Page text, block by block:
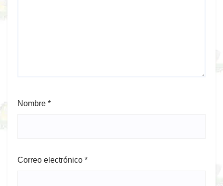
Nombre *
Correo electrónico *